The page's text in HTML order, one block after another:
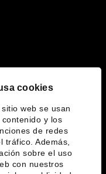
cookies
web se usan
y los
de redes
tráfico. Además,
sobre el uso
con nuestros